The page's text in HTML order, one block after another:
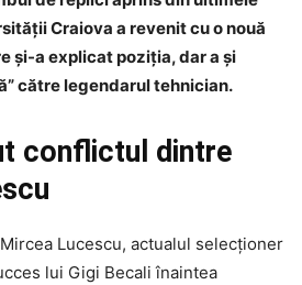
Craiova a revenit cu o nouă
și-a explicat poziția, dar a și
către legendarul tehnician.
conflictul dintre
Lucescu, actualul selecționer
lui Gigi Becali înaintea